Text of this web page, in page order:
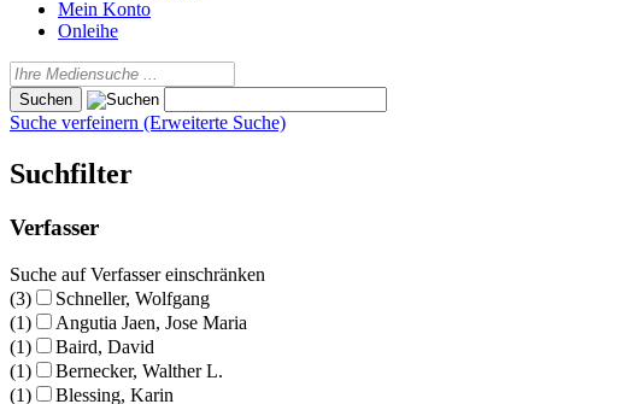
Mein Konto
Onleihe
Suche verfeinern (Erweiterte Suche)
Suchfilter
Verfasser
Suche auf Verfasser einschränken
(3)
Schneller, Wolfgang
(1)
Angutia Jaen, Jose Maria
(1)
Baird, David
(1)
Bernecker, Walther L.
(1)
Blessing, Karin